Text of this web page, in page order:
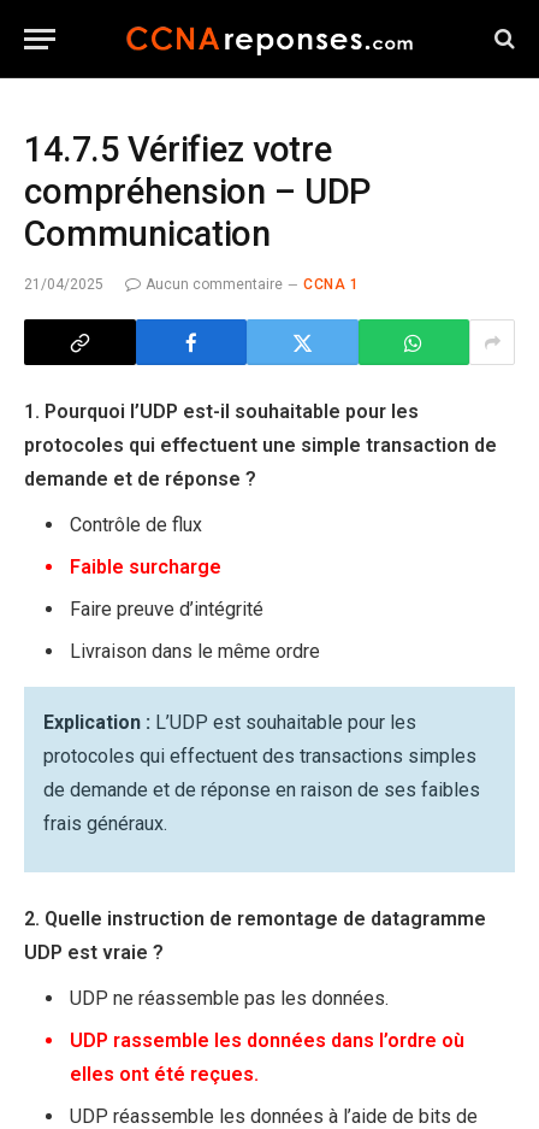
14.7.5 Vérifiez votre
compréhension – UDP
Communication
21/04/2025 Aucun commentaire CCNA 1
1. Pourquoi l’UDP est-il souhaitable pour les
protocoles qui effectuent une simple transaction de
demande et de réponse ?
Contrôle de flux
Faible surcharge
Faire preuve d’intégrité
Livraison dans le même ordre
Explication : L’UDP est souhaitable pour les
protocoles qui effectuent des transactions simples
de demande et de réponse en raison de ses faibles
frais généraux.
2. Quelle instruction de remontage de datagramme
UDP est vraie ?
UDP ne réassemble pas les données.
UDP rassemble les données dans l’ordre où
elles ont été reçues.
UDP réassemble les données à l’aide de bits de